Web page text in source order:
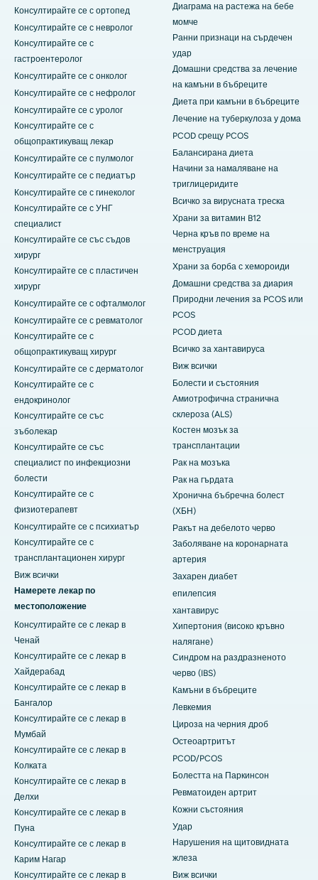
Консултирайте се с ортопед
Консултирайте се с невролог
Консултирайте се с
гастроентеролог
Консултирайте се с онколог
Консултирайте се с нефролог
Консултирайте се с уролог
Консултирайте се с
общопрактикуващ лекар
Консултирайте се с пулмолог
Консултирайте се с педиатър
Консултирайте се с гинеколог
Консултирайте се с УНГ
специалист
Консултирайте се със съдов
хирург
Консултирайте се с пластичен
хирург
Консултирайте се с офталмолог
Консултирайте се с ревматолог
Консултирайте се с
общопрактикуващ хирург
Консултирайте се с дерматолог
Консултирайте се с
ендокринолог
Консултирайте се със
зъболекар
Консултирайте се със
специалист по инфекциозни
болести
Консултирайте се с
физиотерапевт
Консултирайте се с психиатър
Консултирайте се с
трансплантационен хирург
Виж всички
Намерете лекар по
местоположение
Консултирайте се с лекар в
Ченай
Консултирайте се с лекар в
Хайдерабад
Консултирайте се с лекар в
Бангалор
Консултирайте се с лекар в
Мумбай
Консултирайте се с лекар в
Колката
Консултирайте се с лекар в
Делхи
Консултирайте се с лекар в
Пуна
Консултирайте се с лекар в
Карим Нагар
Консултирайте се с лекар в
Диаграма на растежа на бебе
момче
Ранни признаци на сърдечен
удар
Домашни средства за лечение
на камъни в бъбреците
Диета при камъни в бъбреците
Лечение на туберкулоза у дома
PCOD срещу PCOS
Балансирана диета
Начини за намаляване на
триглицеридите
Всичко за вирусната треска
Храни за витамин B12
Черна кръв по време на
менструация
Храни за борба с хемороиди
Домашни средства за диария
Природни лечения за PCOS или
PCOS
PCOD диета
Всичко за хантавируса
Виж всички
Болести и състояния
Амиотрофична странична
склероза (ALS)
Костен мозък за
трансплантации
Рак на мозъка
Рак на гърдата
Хронична бъбречна болест
(ХБН)
Ракът на дебелото черво
Заболяване на коронарната
артерия
Захарен диабет
епилепсия
хантавирус
Хипертония (високо кръвно
налягане)
Синдром на раздразненото
черво (IBS)
Камъни в бъбреците
Левкемия
Цироза на черния дроб
Остеоартритът
PCOD/PCOS
Болестта на Паркинсон
Ревматоиден артрит
Кожни състояния
Удар
Нарушения на щитовидната
жлеза
Виж всички